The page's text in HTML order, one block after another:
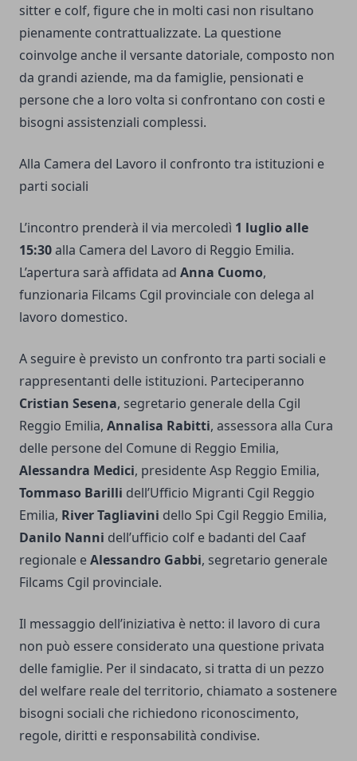
sitter e colf, figure che in molti casi non risultano
pienamente contrattualizzate. La questione
coinvolge anche il versante datoriale, composto non
da grandi aziende, ma da famiglie, pensionati e
persone che a loro volta si confrontano con costi e
bisogni assistenziali complessi.
Alla Camera del Lavoro il confronto tra istituzioni e
parti sociali
L’incontro prenderà il via mercoledì 1 luglio alle
15:30alla Camera del Lavoro di Reggio Emilia.
L’apertura sarà affidata ad Anna Cuomo,
funzionaria Filcams Cgil provinciale con delega al
lavoro domestico.
A seguire è previsto un confronto tra parti sociali e
rappresentanti delle istituzioni. Parteciperanno
Cristian Sesena, segretario generale della Cgil
Reggio Emilia, Annalisa Rabitti, assessora alla Cura
delle persone del Comune di Reggio Emilia,
Alessandra Medici, presidente Asp Reggio Emilia,
Tommaso Barilli dell’Ufficio Migranti Cgil Reggio
Emilia, River Tagliavini dello Spi Cgil Reggio Emilia,
Danilo Nanni dell’ufficio colf e badanti del Caaf
regionale eAlessandro Gabbi, segretario generale
Filcams Cgil provinciale.
Il messaggio dell’iniziativa è netto: il lavoro di cura
non può essere considerato una questione privata
delle famiglie. Per il sindacato, si tratta di un pezzo
del welfare reale del territorio, chiamato a sostenere
bisogni sociali che richiedono riconoscimento,
regole, diritti e responsabilità condivise.